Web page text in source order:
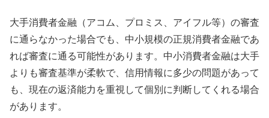
大手消費者金融（アコム、プロミス、アイフル等）の審査
に通らなかった場合でも、中小規模の正規消費者金融であ
れば審査に通る可能性があります。中小消費者金融は大手
よりも審査基準が柔軟で、信用情報に多少の問題があって
も、現在の返済能力を重視して個別に判断してくれる場合
があります。